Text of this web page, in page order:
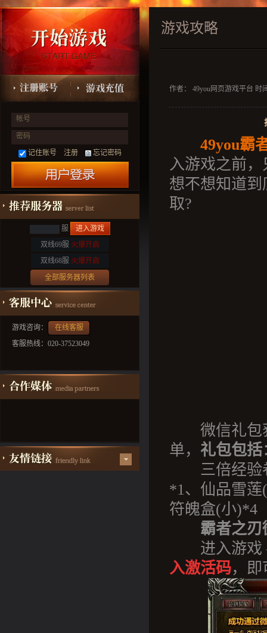
帐号
密码
记住账号 注册 忘记密码
服
进入游戏
双线69服 火爆开启
双线68服 火爆开启
全部服务器列表
游戏咨询：
在线客服
客服热线：020-37523049
游戏攻略
作者： 49you网页游戏平台 时
49you霸
入游戏之前
想不想知道
取?
微信礼包获
单， 礼包包括
三倍经验卷
*1、仙品雪
符魄盒(小)*4
霸者之
进入游戏
入激活码，